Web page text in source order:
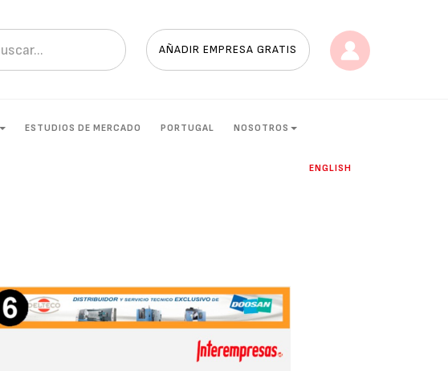
AÑADIR EMPRESA GRATIS
ESTUDIOS DE MERCADO PORTUGAL NOSOTROS
ENGLISH